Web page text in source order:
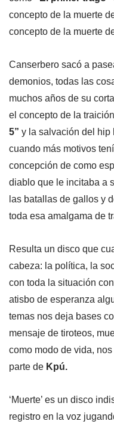
concepto de la muerte
concepto de la muerte
Canserbero sacó a
demonios, todas las
muchos años de su
el concepto de la
5” y la salvación del hip
cuando más motivos
concepción de como
diablo que le incitaba a
las batallas de gallos y
toda esa amalgama de
Resulta un disco que
cabeza: la política, la
con toda la situación
atisbo de esperanza
temas nos deja bases
mensaje de tiroteos,
como modo de vida,
parte de Kpú.
‘Muerte’ es un disco
registro en la voz